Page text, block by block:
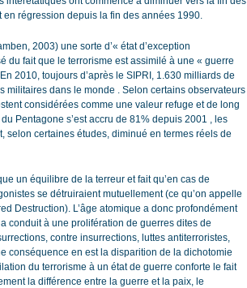
régression depuis la fin des années 1990.
2003) une sorte d’« état d’exception
du fait que le terrorisme est assimilé à une « guerre
2010, toujours d’après le SIPRI, 1.630 milliards de
militaires dans le monde . Selon certains observateurs
considérées comme une valeur refuge et de long
Pentagone s’est accru de 81% depuis 2001 , les
selon certaines études, diminué en termes réels de
un équilibre de la terreur et fait qu’en cas de
se détruiraient mutuellement (ce qu’on appelle
Destruction). L’âge atomique a donc profondément
conduit à une prolifération de guerres dites de
contre insurrections, luttes antiterroristes,
conséquence en est la disparition de la dichotomie
du terrorisme à un état de guerre conforte le fait
la différence entre la guerre et la paix, le